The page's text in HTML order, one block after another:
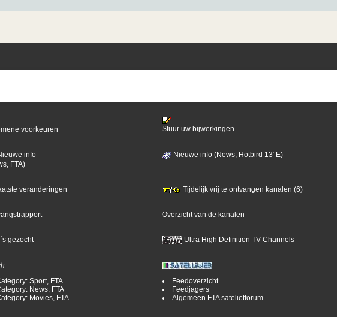
voorkeuren
Stuur uw bijwerkingen
info
FTA)
Nieuwe info (News, Hotbird 13°E)
veranderingen Tijdelijk vrij te ontvangen kanalen (6)
Overzicht van de kanalen
gezocht Ultra High Definition TV Channels
Sport, FTA
News, FTA
Movies, FTA
Feedoverzicht
Feedjagers
Algemeen FTA satelietforum